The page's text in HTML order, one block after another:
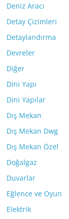
Deniz Aracı
Detay Çizimleri
Detaylandırma
Devreler
Diğer
Dini Yapı
Dini Yapılar
Dış Mekan
Dış Mekan Dwg
Dış Mekan Özel
Doğalgaz
Duvarlar
Eğlence ve Oyun
Elektrik